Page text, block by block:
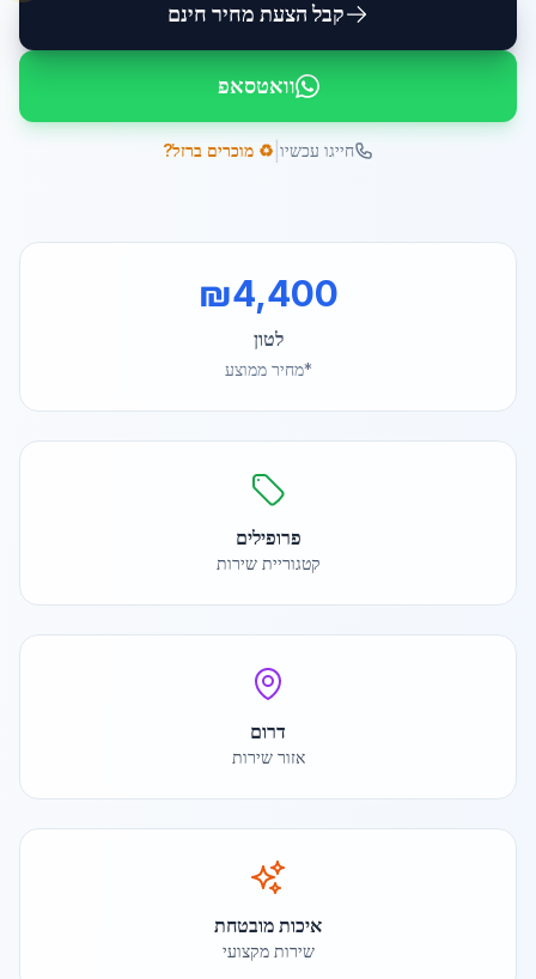
קבל הצעת מחיר חינם
וואטסאפ
חייגו עכשיו ♻️ מוכרים ברזל?
₪4,400
לטון
*מחיר ממוצע
פרופילים
קטגוריית שירות
דרום
אזור שירות
איכות מובטחת
שירות מקצועי